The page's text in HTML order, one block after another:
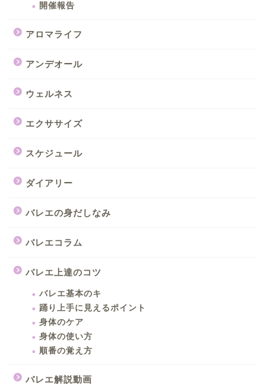
開催報告
アロマライフ
アンデオール
ウェルネス
エクササイズ
スケジュール
ダイアリー
バレエの身だしなみ
バレエコラム
バレエ上達のコツ
バレエ基本のキ
踊り上手に見えるポイント
身体のケア
身体の使い方
順番の覚え方
バレエ解説動画